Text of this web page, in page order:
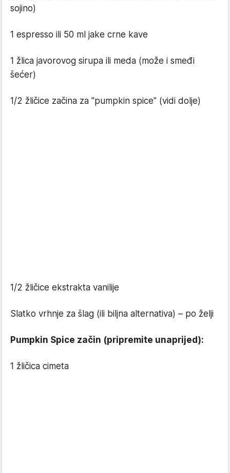
sojino)
1 espresso ili 50 ml jake crne kave
1 žlica javorovog sirupa ili meda (može i smeđi
šećer)
1/2 žličice začina za "pumpkin spice" (vidi dolje)
1/2 žličice ekstrakta vanilije
Slatko vrhnje za šlag (ili biljna alternativa) – po želji
Pumpkin Spice začin (pripremite unaprijed):
1 žličica cimeta